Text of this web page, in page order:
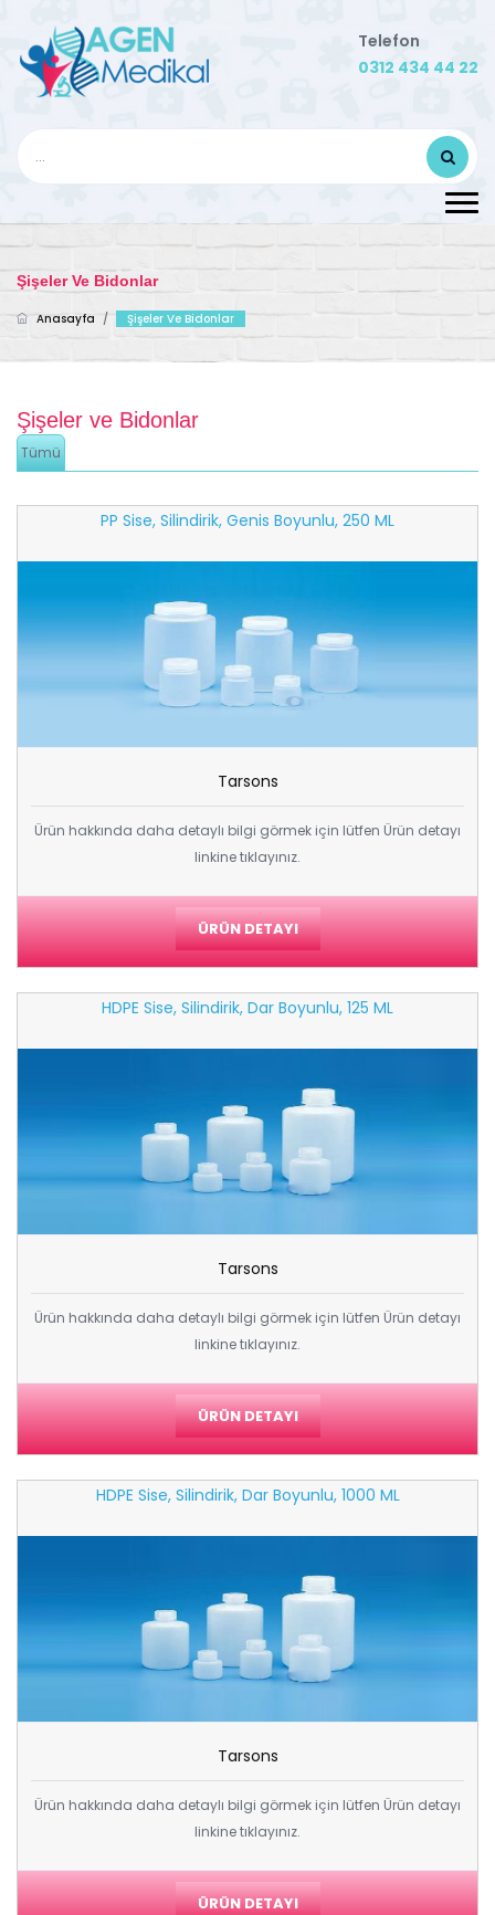
Telefon
0312 434 44 22
Şişeler Ve Bidonlar
Anasayfa / Şişeler Ve Bidonlar
Şişeler ve Bidonlar
Tümü
PP Sise, Silindirik, Genis Boyunlu, 250 ML
Tarsons
Ürün hakkında daha detaylı bilgi görmek için lütfen Ürün detayı
linkine tıklayınız.
ÜRÜN DETAYI
HDPE Sise, Silindirik, Dar Boyunlu, 125 ML
Tarsons
Ürün hakkında daha detaylı bilgi görmek için lütfen Ürün detayı
linkine tıklayınız.
ÜRÜN DETAYI
HDPE Sise, Silindirik, Dar Boyunlu, 1000 ML
Tarsons
Ürün hakkında daha detaylı bilgi görmek için lütfen Ürün detayı
linkine tıklayınız.
ÜRÜN DETAYI